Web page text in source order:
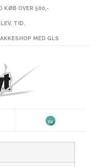
KØB OVER 500,-
TID.
MED GLS